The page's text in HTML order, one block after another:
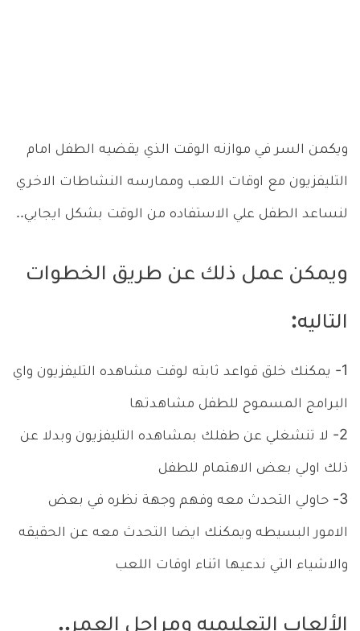
ويكمن السر في موازنه الوقت الذي يقضيه الطفل امام
التليفزيون مع اوقات اللعب وممارسه النشاطات الاخري
لنساعد الطفل علي الاستفاده من الوقت بشكل ايجابي..
ويمكن عمل ذلك عن طريق الخطوات
التاليه:
1- يمكنك خلق قواعد ثابته لوقت مشاهده التليفزيون واي
البرامج المسموح للطفل مشاهدتها
2- لا تنشغلي عن طفلك بمشاهده التليفزيون وبدلا عن
ذلك اولي بعض الاهتمام للطفل
3- حاولي التحدث معه وفهم وجهة نظره في بعض
الامور البسيطه ويمكنك ايضا التحدث معه عن الحقيقه
والاشياء التي ندعيها اثناء اوقات اللعب